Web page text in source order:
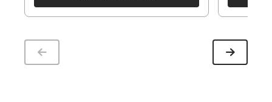
período